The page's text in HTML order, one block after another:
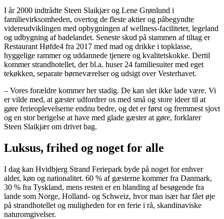
I år 2000 indtrådte Steen Slaikjær og Lene Grønlund i
familievirksomheden, overtog de fleste aktier og påbegyndte
videreudviklingen med opbygningen af wellness-faciliteter, legeland
og udbygning af badelandet. Seneste skud på stammen af tiltag er
Restaurant Høfde4 fra 2017 med mad og drikke i topklasse,
hyggelige rammer og uddannede tjenere og kvalitetskokke. Dertil
kommer strandhotellet, der bl.a. huser 24 familiesuiter med eget
tekøkken, separate børneværelser og udsigt over Vesterhavet.
– Vores forældre kommer her stadig. De kan slet ikke lade være. Vi
er vilde med, at gæster udfordrer os med små og store ideer til at
gøre ferieoplevelserne endnu bedre, og det er først og fremmest sjovt
og en stor berigelse at have med glade gæster at gøre, forklarer
Steen Slaikjær om drivet bag.
Luksus, frihed og noget for alle
I dag kan Hvidbjerg Strand Feriepark byde på noget for enhver
alder, køn og nationalitet. 60 % af gæsterne kommer fra Danmark,
30 % fra Tyskland, mens resten er en blanding af besøgende fra
lande som Norge, Holland- og Schweiz, hvor man især har fået øje
på strandhotellet og muligheden for en ferie i rå, skandinaviske
naturomgivelser.